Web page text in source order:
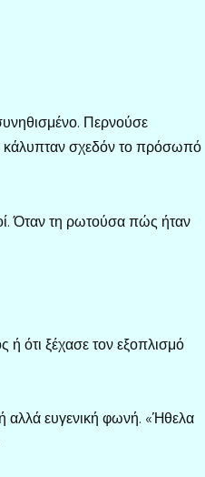
Περνούσε
κάλυπταν σχεδόν το πρόσωπό
Όταν τη ρωτούσα πώς ήταν
ότι ξέχασε τον εξοπλισμό
αλλά ευγενική φωνή. «Ήθελα